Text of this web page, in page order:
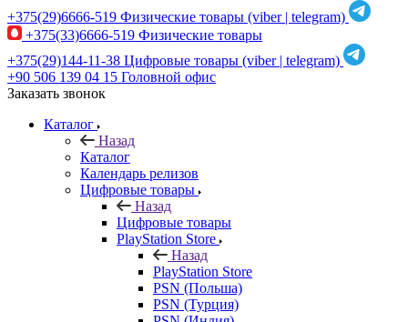
+375(29)6666-519 Физические товары (viber | telegram)
+375(33)6666-519 Физические товары
+375(29)144-11-38 Цифровые товары (viber | telegram)
+90 506 139 04 15 Головной офис
Заказать звонок
Каталог
Назад
Каталог
Календарь релизов
Цифровые товары
Назад
Цифровые товары
PlayStation Store
Назад
PlayStation Store
PSN (Польша)
PSN (Турция)